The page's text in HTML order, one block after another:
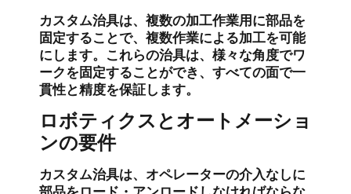
カスタム治具は、複数の加工作業用に部品を
固定することで、複数作業による加工を可能
にします。これらの治具は、様々な角度でワ
ークを固定することができ、すべての面で一
貫性と精度を保証します。
ロボティクスとオートメーショ
ンの要件
カスタム治具は、オペレーターの介入なしに